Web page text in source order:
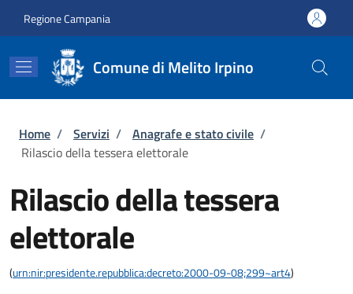
Regione Campania
Comune di Melito Irpino
Briciole di pane
Home / Servizi / Anagrafe e stato civile /
Rilascio della tessera elettorale
Rilascio della tessera
elettorale
(urn:nir:presidente.repubblica:decreto:2000-09-08;299~art4)